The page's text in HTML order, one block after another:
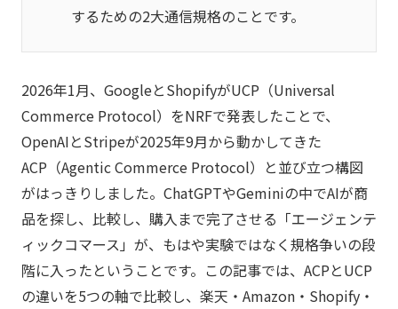
するための2大通信規格のことです。
2026年1月、GoogleとShopifyがUCP（Universal
Commerce Protocol）をNRFで発表したことで、
OpenAIとStripeが2025年9月から動かしてきた
ACP（Agentic Commerce Protocol）と並び立つ構図
がはっきりしました。ChatGPTやGeminiの中でAIが商
品を探し、比較し、購入まで完了させる「エージェンテ
ィックコマース」が、もはや実験ではなく規格争いの段
階に入ったということです。この記事では、ACPとUCP
の違いを5つの軸で比較し、楽天・Amazon・Shopify・